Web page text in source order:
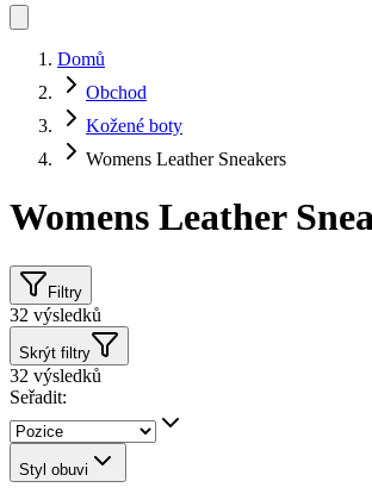
Domů
Obchod
Kožené boty
Womens Leather Sneakers
Womens Leather
Filtry
32 výsledků
Skrýt filtry
32 výsledků
Seřadit:
Styl obuvi